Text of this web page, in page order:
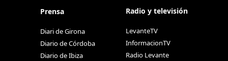
Prensa
Diari de Girona
Diario de Córdoba
Diario de Ibiza
Radio y televisión
LevanteTV
InformacionTV
Radio Levante